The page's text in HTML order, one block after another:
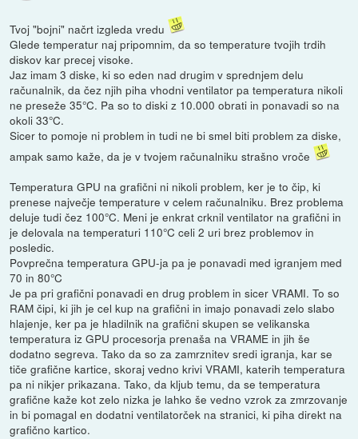
Tvoj "bojni" načrt izgleda vredu
Glede temperatur naj pripomnim, da so temperature tvojih trdih
diskov kar precej visoke.
Jaz imam 3 diske, ki so eden nad drugim v sprednjem delu
računalnik, da čez njih piha vhodni ventilator pa temperatura nikoli
ne preseže 35°C. Pa so to diski z 10.000 obrati in ponavadi so na
okoli 33°C.
Sicer to pomoje ni problem in tudi ne bi smel biti problem za diske,
ampak samo kaže, da je v tvojem računalniku strašno vroče
Temperatura GPU na grafični ni nikoli problem, ker je to čip, ki
prenese največje temperature v celem računalniku. Brez problema
deluje tudi čez 100°C. Meni je enkrat crknil ventilator na grafični in
je delovala na temperaturi 110°C celi 2 uri brez problemov in
posledic.
Povprečna temperatura GPU-ja pa je ponavadi med igranjem med
70 in 80°C
Je pa pri grafični ponavadi en drug problem in sicer VRAMI. To so
RAM čipi, ki jih je cel kup na grafični in imajo ponavadi zelo slabo
hlajenje, ker pa je hladilnik na grafični skupen se velikanska
temperatura iz GPU procesorja prenaša na VRAME in jih še
dodatno segreva. Tako da so za zamrznitev sredi igranja, kar se
tiče grafične kartice, skoraj vedno krivi VRAMI, katerih temperatura
pa ni nikjer prikazana. Tako, da kljub temu, da se temperatura
grafične kaže kot zelo nizka je lahko še vedno vzrok za zmrzovanje
in bi pomagal en dodatni ventilatorček na stranici, ki piha direkt na
grafično kartico.